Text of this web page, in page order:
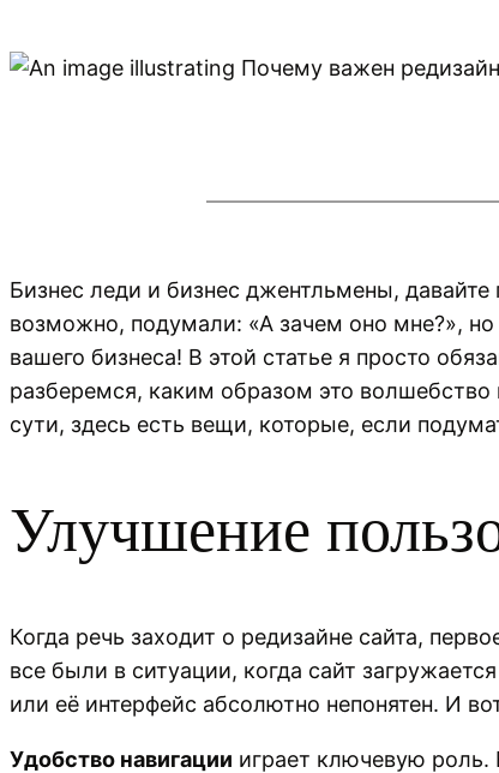
Бизнес леди и бизнес джентльмены,
возможно, подумали: «А зачем оно мне?», но
вашего бизнеса! В этой статье я просто
разберемся, каким образом это
сути, здесь есть вещи, которые, если
Улучшение
Когда речь заходит о редизайне сайта,
все были в ситуации, когда сайт
или её интерфейс абсолютно непонятен. И
Удобство навигации играет ключевую